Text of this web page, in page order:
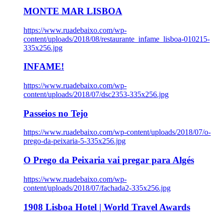
MONTE MAR LISBOA
https://www.ruadebaixo.com/wp-
content/uploads/2018/08/restaurante_infame_lisboa-010215-
335x256.jpg
INFAME!
https://www.ruadebaixo.com/wp-
content/uploads/2018/07/dsc2353-335x256.jpg
Passeios no Tejo
https://www.ruadebaixo.com/wp-content/uploads/2018/07/o-
prego-da-peixaria-5-335x256.jpg
O Prego da Peixaria vai pregar para Algés
https://www.ruadebaixo.com/wp-
content/uploads/2018/07/fachada2-335x256.jpg
1908 Lisboa Hotel | World Travel Awards